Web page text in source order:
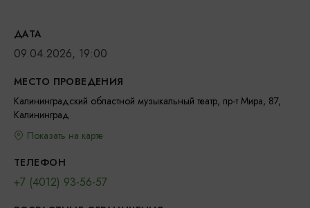
ДАТА
09.04.2026, 19:00
МЕСТО ПРОВЕДЕНИЯ
Калининградский областной музыкальный театр, пр-т Мира, 87,
Калининград
Показать на карте
ТЕЛЕФОН
+7 (4012) 93-56-57